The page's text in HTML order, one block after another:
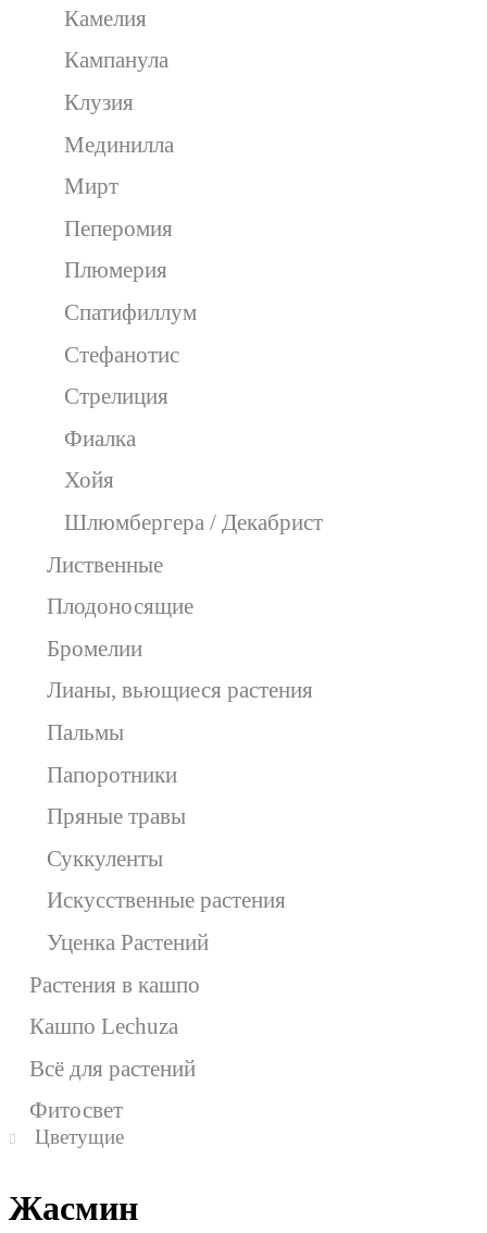
Камелия
Кампанула
Клузия
Мединилла
Мирт
Пеперомия
Плюмерия
Спатифиллум
Стефанотис
Стрелиция
Фиалка
Хойя
Шлюмбергера / Декабрист
Лиственные
Плодоносящие
Бромелии
Лианы, вьющиеся растения
Пальмы
Папоротники
Пряные травы
Суккуленты
Искусственные растения
Уценка Растений
Растения в кашпо
Кашпо Lechuza
Всё для растений
Фитосвет
Цветущие
Жасмин